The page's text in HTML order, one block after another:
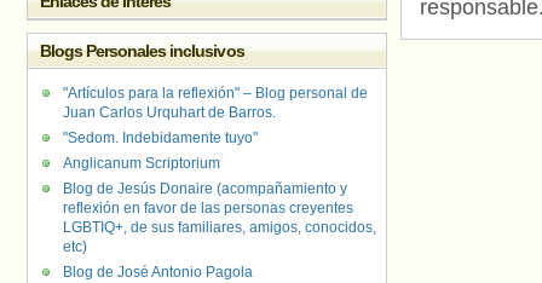
Blogs Personales inclusivos
"Artículos para la reflexión" – Blog personal de
Juan Carlos Urquhart de Barros.
"Sedom. Indebidamente tuyo"
Anglicanum Scriptorium
Blog de Jesús Donaire (acompañamiento y
reflexión en favor de las personas creyentes
LGBTIQ+, de sus familiares, amigos, conocidos,
etc)
Blog de José Antonio Pagola